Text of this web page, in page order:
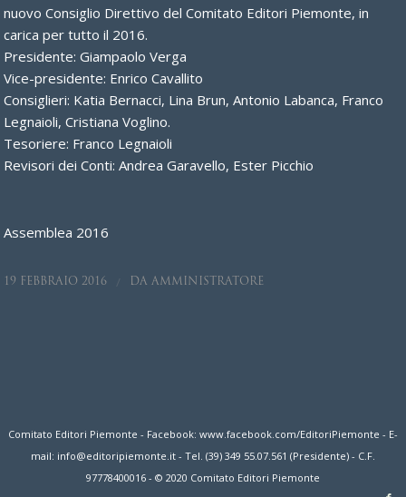
nuovo Consiglio Direttivo del Comitato Editori Piemonte, in
carica per tutto il 2016.
Presidente: Giampaolo Verga
Vice-presidente: Enrico Cavallito
Consiglieri: Katia Bernacci, Lina Brun, Antonio Labanca, Franco
Legnaioli, Cristiana Voglino.
Tesoriere: Franco Legnaioli
Revisori dei Conti: Andrea Garavello, Ester Picchio
Assemblea 2016
19 FEBBRAIO 2016 / DAAMMINISTRATORE
Comitato Editori Piemonte - Facebook: www.facebook.com/EditoriPiemonte - E-
mail: info@editoripiemonte.it - Tel. (39) 349 55.07.561 (Presidente) - C.F.
97778400016 - © 2020 Comitato Editori Piemonte